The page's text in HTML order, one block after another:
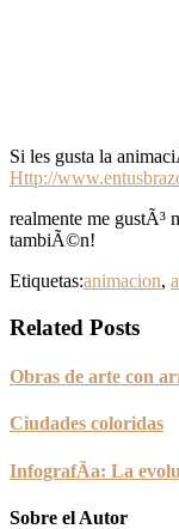
Si les gusta la
Http://
realmente me gustÃ³
tambiÃ©n!
Etiquetas:animacion,
Related Posts
Obras de arte con
Ciudades coloridas
InfografÃ­a: La
Sobre el Autor